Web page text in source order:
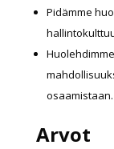
Pidämme
osaamistaan.
Arvot